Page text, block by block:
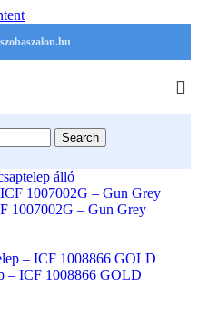
Search
álló
1007002G – Gun Grey
– ICF 1008866 GOLD